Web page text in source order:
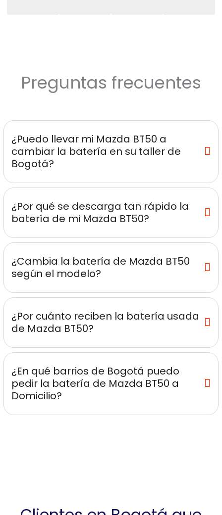
Preguntas frecuentes
¿Puedo llevar mi Mazda BT50 a
cambiar la batería en su taller de
Bogotá?
¿Por qué se descarga tan rápido la
batería de mi Mazda BT50?
¿Cambia la batería de Mazda BT50
según el modelo?
¿Por cuánto reciben la batería usada
de Mazda BT50?
¿En qué barrios de Bogotá puedo
pedir la batería de Mazda BT50 a
Domicilio?